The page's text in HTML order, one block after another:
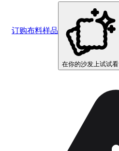
订购布料样品
在你的沙发上试试看